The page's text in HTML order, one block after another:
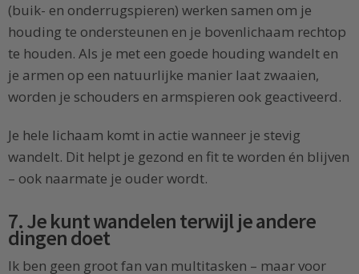
(buik- en onderrugspieren) werken samen om je
houding te ondersteunen en je bovenlichaam rechtop
te houden. Als je met een goede houding wandelt en
je armen op een natuurlijke manier laat zwaaien,
worden je schouders en armspieren ook geactiveerd.
Je hele lichaam komt in actie wanneer je stevig
wandelt. Dit helpt je gezond en fit te worden én blijven
– ook naarmate je ouder wordt.
7. Je kunt wandelen terwijl je andere
dingen doet
Ik ben geen groot fan van multitasken – maar voor